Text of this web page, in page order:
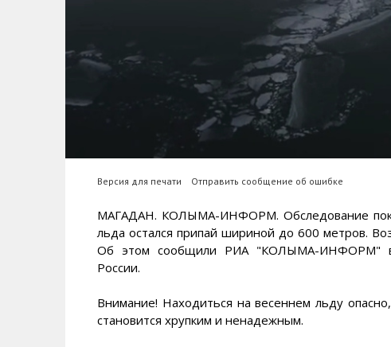
Версия для печати Отправить сообщение об ошибке
МАГАДАН. КОЛЫМА-ИНФОРМ. Обследование
льда остался припай шириной до 600 метров.
Об этом сообщили РИА "КОЛЫМА-ИНФОРМ" в
России.
Внимание! Находиться на весеннем льду
становится хрупким и ненадежным.